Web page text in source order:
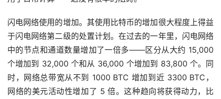
闪电网络使用的增加。其使用比特币的增加很大程度上得益
于闪电网络第二级的处置计划。在过去的一年里，闪电网络
中的节点和通道数量增加了一倍多——区分从大约 15,000
个增加到 32,000 个和从 36,000 个增加到 83,800 个。同
时，网络总带宽从不到 1000 BTC 增加到近 3300 BTC，
网络的美元活动性增加了 5 倍。这种趋向将获得动力，比